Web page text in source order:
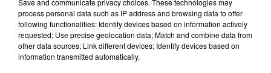
ferroviaires avecun temps de pratique sur les voies du
musée !
Découvrez le "yoyo" des manoeuvres!
Save and communicate privacy choices. These technologies may
process personal data such as IP address and browsing data to offer
following functionalities: Identify devices based on information actively
requested; Use precise geolocation data; Match and combine data from
other data sources; Link different devices; Identify devices based on
information transmitted automatically.